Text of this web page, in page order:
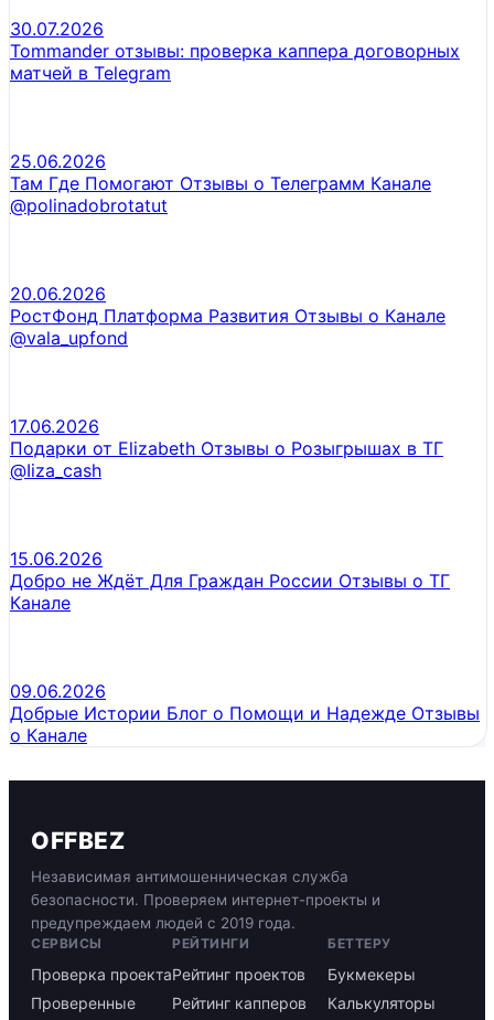
30.07.2026
Tommander отзывы: проверка каппера договорных
матчей в Telegram
25.06.2026
Там Где Помогают Отзывы о Телеграмм Канале
@polinadobrotatut
20.06.2026
РостФонд Платформа Развития Отзывы о Канале
@vala_upfond
17.06.2026
Подарки от Elizabeth Отзывы о Розыгрышах в ТГ
@Iiza_cash
15.06.2026
Добро не Ждёт Для Граждан России Отзывы о ТГ
Канале
09.06.2026
Добрые Истории Блог о Помощи и Надежде Отзывы
о Канале
OFFBEZ
Независимая антимошенническая служба
безопасности. Проверяем интернет-проекты и
предупреждаем людей с 2019 года.
СЕРВИСЫ
Проверка проекта
Проверенные
РЕЙТИНГИ
Рейтинг проектов
Рейтинг капперов
БЕТТЕРУ
Букмекеры
Калькуляторы